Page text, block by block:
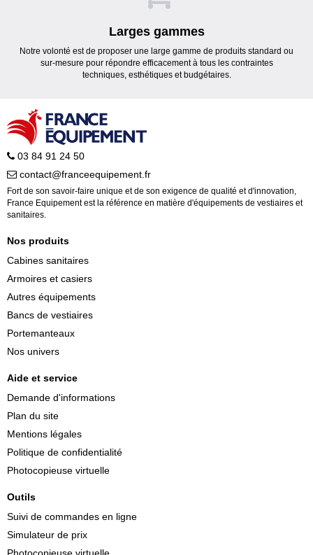
Larges gammes
Notre volonté est de proposer une large gamme de produits standard ou
sur-mesure pour répondre efficacement à tous les contraintes
techniques, esthétiques et budgétaires.
03 84 91 24 50
contact@franceequipement.fr
Fort de son savoir-faire unique et de son exigence de qualité et d'innovation,
France Equipement est la référence en matière d'équipements de vestiaires et
sanitaires.
Nos produits
Cabines sanitaires
Armoires et casiers
Autres équipements
Bancs de vestiaires
Portemanteaux
Nos univers
Aide et service
Demande d'informations
Plan du site
Mentions légales
Politique de confidentialité
Photocopieuse virtuelle
Outils
Suivi de commandes en ligne
Simulateur de prix
Photocopieuse virtuelle